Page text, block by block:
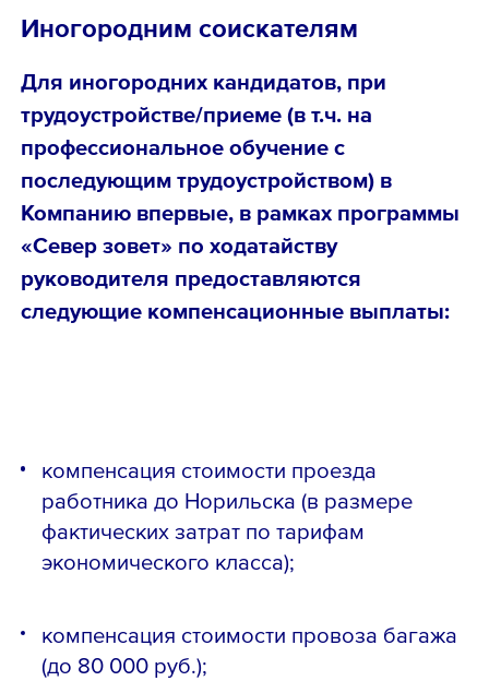
Иногородним соискателям
Для иногородних кандидатов, при
трудоустройстве/приеме (в т.ч. на
профессиональное обучение с
последующим трудоустройством) в
Компанию впервые, в рамках программы
«Север зовет» по ходатайству
руководителя предоставляются
следующие компенсационные выплаты:
компенсация стоимости проезда
работника до Норильска (в размере
фактических затрат по тарифам
экономического класса);
компенсация стоимости провоза багажа
(до 80 000 руб.);